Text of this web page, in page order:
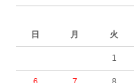
日 月 火
1